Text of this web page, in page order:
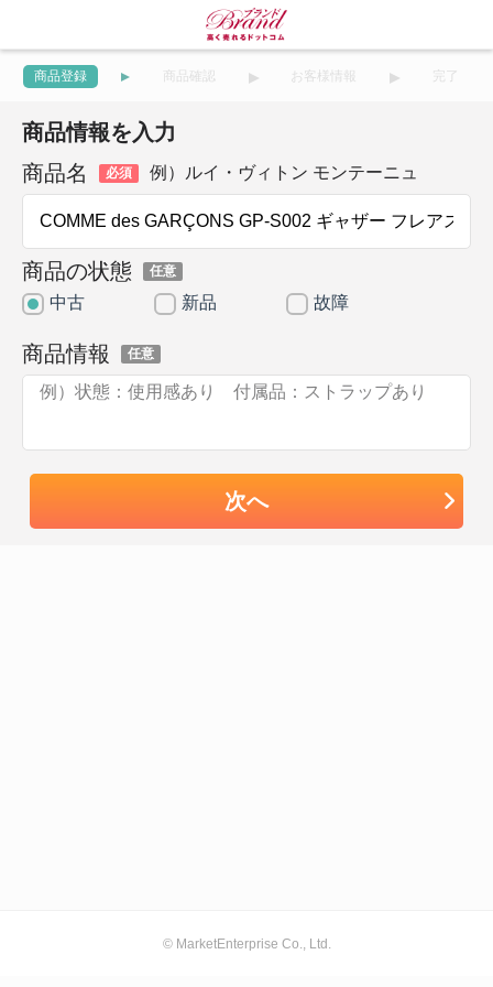
商品登録 商品確認 お客様情報 完了
商品情報を入力
商品名
必須 例）ルイ・ヴィトン モンテーニュ
商品の状態 任意
中古 新品 故障
商品情報 任意
次へ
© MarketEnterprise Co., Ltd.